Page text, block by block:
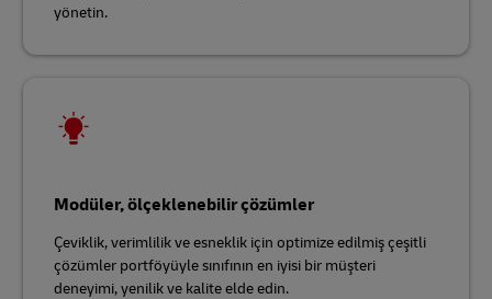
yönetin.
Modüler, ölçeklenebilir çözümler
Çeviklik, verimlilik ve esneklik için optimize edilmiş çeşitli
çözümler portföyüyle sınıfının en iyisi bir müşteri
deneyimi, yenilik ve kalite elde edin.